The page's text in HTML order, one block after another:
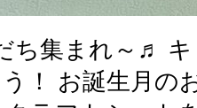
ち集まれ～♬
！ お誕生月の